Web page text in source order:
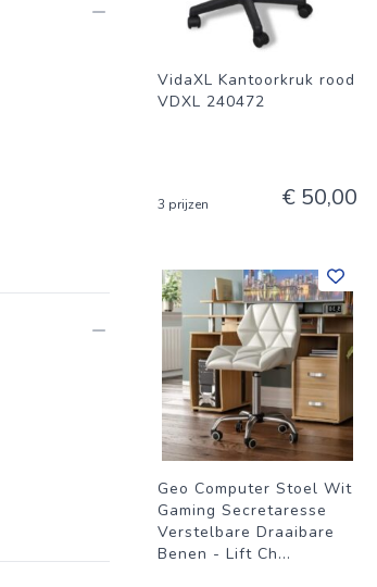
VidaXL Kantoorkruk rood
VDXL 240472
3 prijzen € 50,00
Geo Computer Stoel Wit
Gaming Secretaresse
Verstelbare Draaibare
Benen - Lift Ch...